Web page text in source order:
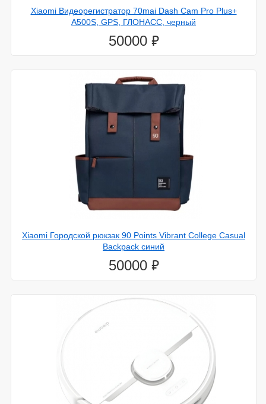
Xiaomi Видеорегистратор 70mai Dash Cam Pro Plus+
A500S, GPS, ГЛОНАСС, черный
50000 ⃏
Xiaomi Городской рюкзак 90 Points Vibrant College Casual
Backpack синий
50000 ⃏